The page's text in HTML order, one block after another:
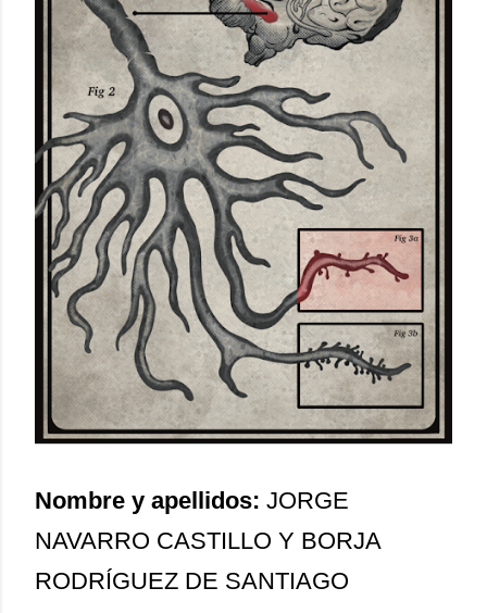
Nombre y apellidos: JORGE
NAVARRO CASTILLO Y BORJA
RODRÍGUEZ DE SANTIAGO